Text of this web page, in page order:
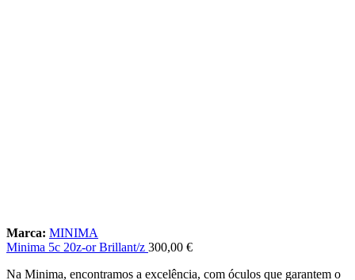
Marca: MINIMA
Minima 5c 20z-or Brillant/z 300,00 €
Na Minima, encontramos a excelência, com óculos que garantem o